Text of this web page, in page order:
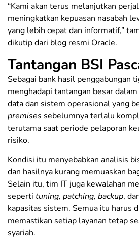
“Kami akan terus melanjutkan
meningkatkan kepuasan nasabah
yang lebih cepat dan informatif,”
dikutip dari blog resmi Oracle.
Tantangan BSI
Sebagai bank hasil penggabungan
menghadapi tantangan besar
data dan sistem operasional yang
premises sebelumnya terlalu
terutama saat periode pelaporan
risiko.
Kondisi itu menyebabkan analisis
dan hasilnya kurang memuaskan
Selain itu, tim IT juga kewalahan
seperti tuning, patching, backup,
kapasitas sistem. Semua itu harus
memastikan setiap layanan tetap
syariah.